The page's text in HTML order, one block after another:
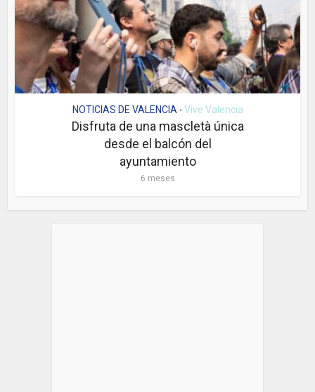
NOTICIAS DE VALENCIA • Vive Valencia
Disfruta de una mascletà única
desde el balcón del
ayuntamiento
6 meses